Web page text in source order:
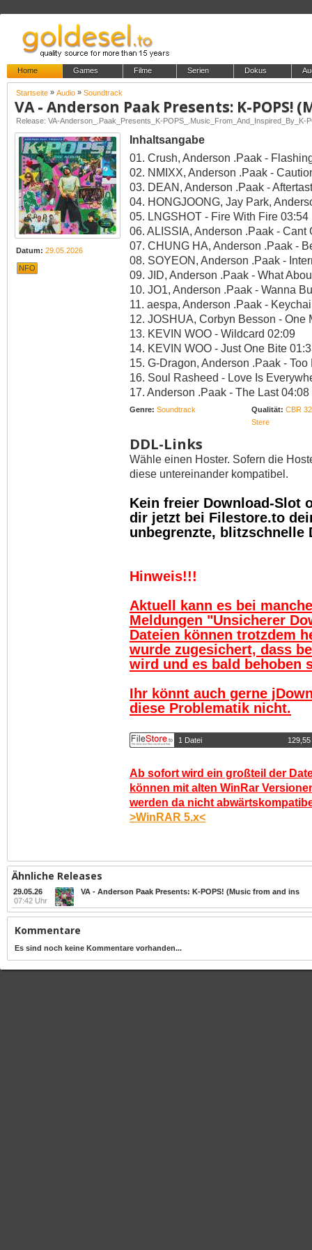
Home Games Filme Serien Dokus
Startseite » Audio » Soundtrack
Datum: 29.05.2026
NFO
Inhaltsangabe
01. Crush, Anderson .Paak -
02. NMIXX, Anderson .Paak -
03. DEAN, Anderson .Paak -
04. HONGJOONG, Jay Park,
05. LNGSHOT - Fire With Fire 03:54
06. ALISSIA, Anderson .Paak - Cant
07. CHUNG HA, Anderson .Paak -
08. SOYEON, Anderson .Paak -
09. JID, Anderson .Paak - What
10. JO1, Anderson .Paak - Wanna
11. aespa, Anderson .Paak -
12. JOSHUA, Corbyn Besson - One
13. KEVIN WOO - Wildcard 02:09
14. KEVIN WOO - Just One Bite
15. G-Dragon, Anderson .Paak -
16. Soul Rasheed - Love Is
17. Anderson .Paak - The Last 04:08
Genre: Soundtrack Qualität: CBR
Stere
DDL-Links
Wähle einen Hoster. Sofern die
diese untereinander kompatibel.
Kein freier Download-Slot
dir jetzt bei Filestore.to
unbegrenzte, blitzschnelle
Hinweis!!!
Aktuell kann es bei
Meldungen "Unsicherer
Dateien können trotzdem
wurde zugesichert, dass
wird und es bald behoben
Ihr könnt auch gerne
diese Problematik nicht.
1 Datei
Ab sofort wird ein großteil der
können mit alten WinRar
werden da nicht
>WinRAR 5.x<
Ähnliche Releases
29.05.26
07:42 Uhr
VA - Anderson Paak Presents: K-POPS! (Music from and ins
Kommentare
Es sind noch keine Kommentare vorhanden...